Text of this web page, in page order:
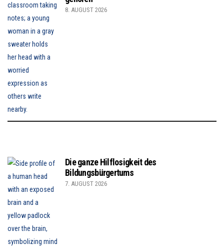
8. AUGUST 2026
Die ganze Hilflosigkeit des
Bildungsbürgertums
7. AUGUST 2026